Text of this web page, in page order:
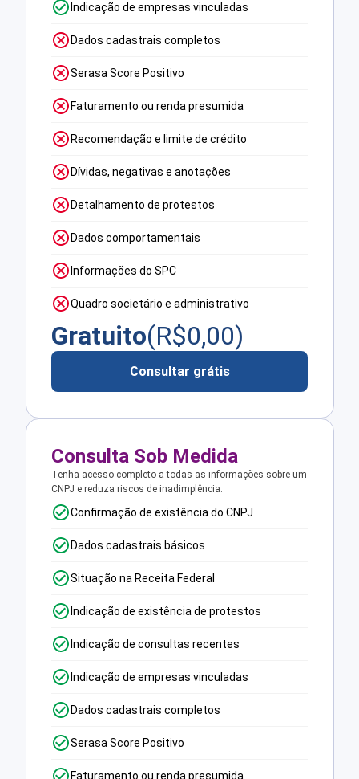
Indicação de empresas vinculadas
Dados cadastrais completos
Serasa Score Positivo
Faturamento ou renda presumida
Recomendação e limite de crédito
Dívidas, negativas e anotações
Detalhamento de protestos
Dados comportamentais
Informações do SPC
Quadro societário e administrativo
Gratuito(R$0,00)
Consultar grátis
Consulta Sob Medida
Tenha acesso completo a todas as informações sobre um
CNPJ e reduza riscos de inadimplência.
Confirmação de existência do CNPJ
Dados cadastrais básicos
Situação na Receita Federal
Indicação de existência de protestos
Indicação de consultas recentes
Indicação de empresas vinculadas
Dados cadastrais completos
Serasa Score Positivo
Faturamento ou renda presumida